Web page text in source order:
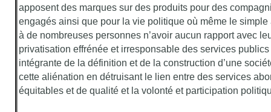
apposent des marques sur des produits pour des
engagés ainsi que pour la vie politique où même le simple
à de nombreuses personnes n’avoir aucun rapport avec
privatisation effrénée et irresponsable des services
intégrante de la définition et de la construction d’une
cette aliénation en détruisant le lien entre des services
équitables et de qualité et la volonté et participation